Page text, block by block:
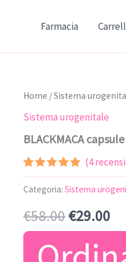
Farmacia
Home /Sistema
Sistema urogenitale
BLACKMACA capsule
Valutato
5.00su 5
su base
3
recensioni
(4
Categoria: Sistema
€58.00Il
prezzo
€29.00Il